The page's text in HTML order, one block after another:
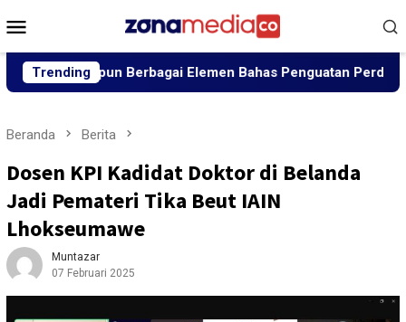
ke
Mobile
Trending
Berbagai Elemen Bahas Penguatan Perdamaian
Beranda Berita
Dosen KPI Kadidat Doktor di Belanda
Jadi Pemateri Tika Beut IAIN
Lhokseumawe
Muntazar
07 Februari 2025